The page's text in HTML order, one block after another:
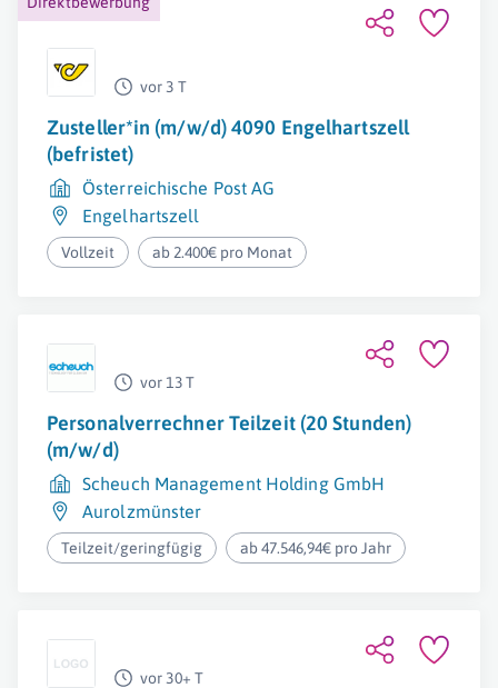
vor 3 T
Zusteller*in (m/w/d) 4090 Engelhartszell
(befristet)
Österreichische Post AG
Engelhartszell
Vollzeit ab 2.400€ pro Monat
vor 13 T
Personalverrechner Teilzeit (20 Stunden)
(m/w/d)
Scheuch Management Holding GmbH
Aurolzmünster
Teilzeit/geringfügig ab 47.546,94€ pro Jahr
vor 30+ T